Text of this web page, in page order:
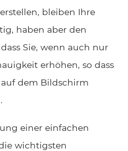
bleiben Ihre
haben aber den
Sie, wenn auch nur
erhöhen, so dass
dem Bildschirm
einer einfachen
wichtigsten